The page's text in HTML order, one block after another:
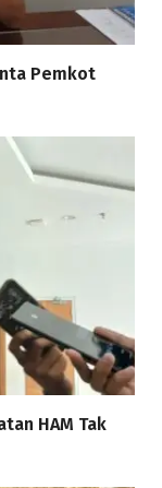
Pemkot
HAM Tak